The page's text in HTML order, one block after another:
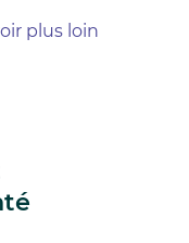
plus loin